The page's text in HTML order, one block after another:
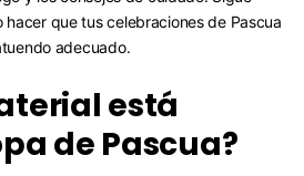
que tus celebraciones de Pascua
adecuado.
está
de Pascua?